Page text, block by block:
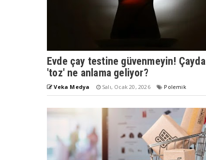
Evde çay testine güvenmeyin! Çayda
'toz' ne anlama geliyor?
Veka Medya Salı, Ocak 20, 2026 Polemik